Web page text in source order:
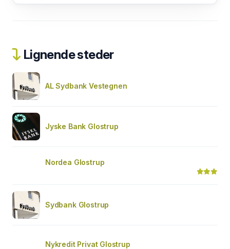
Lignende steder
AL Sydbank Vestegnen
Jyske Bank Glostrup
Nordea Glostrup
Sydbank Glostrup
Nykredit Privat Glostrup